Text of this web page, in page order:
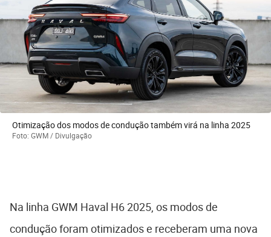
Otimização dos modos de condução também virá na linha 2025
Foto: GWM / Divulgação
Na linha GWM Haval H6 2025, os modos de
condução foram otimizados e receberam uma nova